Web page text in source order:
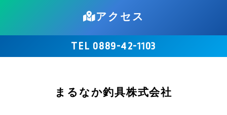
アクセス
TEL 0889-42-1103
まるなか釣具株式会社